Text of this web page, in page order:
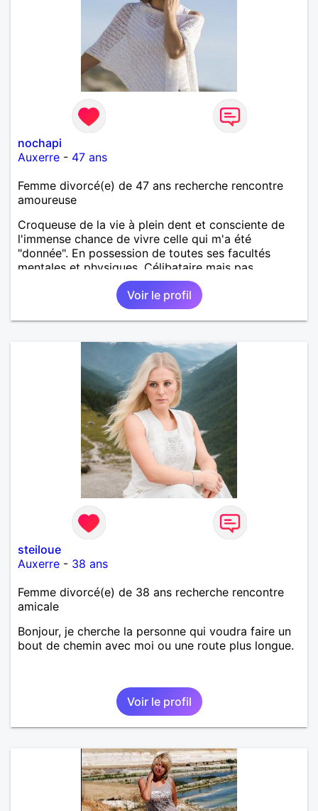
nochapi
Auxerre - 47 ans
Femme divorcé(e) de 47 ans recherche rencontre
amoureuse
Croqueuse de la vie à plein dent et consciente de
l'immense chance de vivre celle qui m'a été
"donnée". En possession de toutes ses facultés
mentales et physiques. Célibataire mais pas
solitaire, je mène une vie bien remplie. Je ne suis
pas sur ce site par dépit, ni en tant que
représentatrice de la Femme Divorcée Mal dans sa
peau. A bientôt.
Voir le profil
steiloue
Auxerre - 38 ans
Femme divorcé(e) de 38 ans recherche rencontre
amicale
Bonjour, je cherche la personne qui voudra faire un
bout de chemin avec moi ou une route plus longue.
Voir le profil